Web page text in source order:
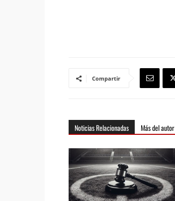
Compartir
Noticias Relacionadas Más del autor